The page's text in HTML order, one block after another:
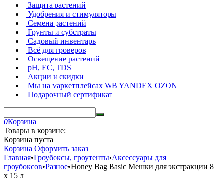
Защита растений
Удобрения и стимуляторы
Семена растений
Грунты и субстраты
Садовый инвентарь
Всё для гроверов
Освещение растений
pH, EC, TDS
Акции и скидки
Мы на маркетплейсах WB YANDEX OZON
Подарочный сертификат
0Корзина
Товары в корзине:
Корзина пуста
Корзина Оформить заказ
Главная•Гроубоксы, гроутенты•Аксессуары для
гроубоксов•Разное•Honey Bag Basic Мешки для экстракции 8
х 15 л